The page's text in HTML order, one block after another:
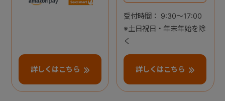
詳しくはこちら
受付時間： 9:30～17:00
※土日祝日・年末年始を除
く
詳しくはこちら